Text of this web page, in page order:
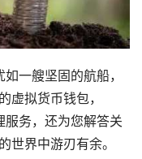
一艘坚固的航船，
虚拟货币钱包，
务，还为您解答关
世界中游刃有余。